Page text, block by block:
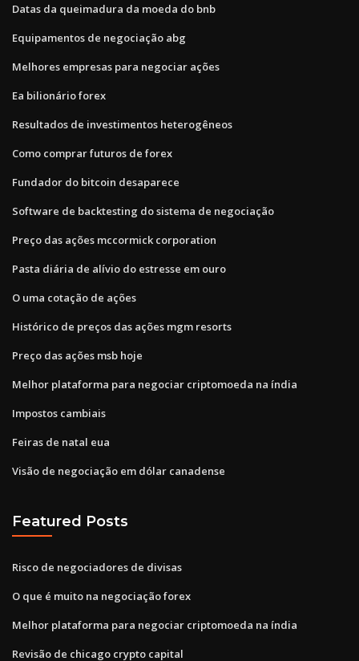
Datas da queimadura da moeda do bnb
Equipamentos de negociação abg
Melhores empresas para negociar ações
Ea bilionário forex
Resultados de investimentos heterogêneos
Como comprar futuros de forex
Fundador do bitcoin desaparece
Software de backtesting do sistema de negociação
Preço das ações mccormick corporation
Pasta diária de alívio do estresse em ouro
O uma cotação de ações
Histórico de preços das ações mgm resorts
Preço das ações msb hoje
Melhor plataforma para negociar criptomoeda na índia
Impostos cambiais
Feiras de natal eua
Visão de negociação em dólar canadense
Featured Posts
Risco de negociadores de divisas
O que é muito na negociação forex
Melhor plataforma para negociar criptomoeda na índia
Revisão de chicago crypto capital